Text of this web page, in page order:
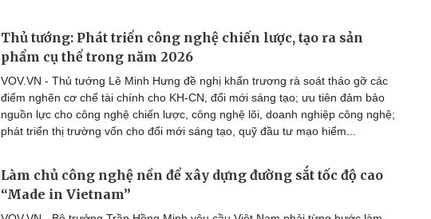
Thủ tướng: Phát triển công nghệ chiến lược, tạo ra sản
phẩm cụ thể trong năm 2026
VOV.VN - Thủ tướng Lê Minh Hưng đề nghị khẩn trương rà soát tháo gỡ các
điểm nghẽn cơ chế tài chính cho KH-CN, đổi mới sáng tạo; ưu tiên đảm bảo
nguồn lực cho công nghệ chiến lược, công nghệ lõi, doanh nghiệp công nghệ;
phát triển thị trường vốn cho đổi mới sáng tạo, quỹ đầu tư mạo hiểm...
Làm chủ công nghệ nền để xây dựng đường sắt tốc độ cao
“Made in Vietnam”